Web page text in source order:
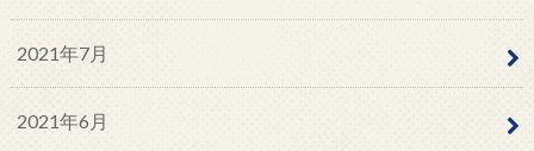
2021年7月
2021年6月